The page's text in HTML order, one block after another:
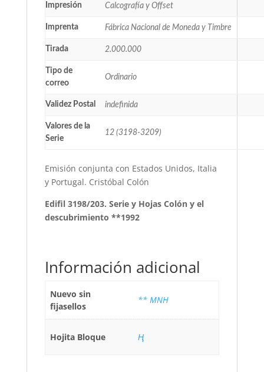
Impresión Calcografía y Offset
Imprenta Fábrica Nacional de Moneda y Timbre
Tirada 2.000.000
Tipo de
correo
Ordinario
Validez Postal indefinida
Valores de la
Serie
12 (3198-3209)
Emisión conjunta con Estados Unidos, Italia
y Portugal. Cristóbal Colón
Edifil 3198/203. Serie y Hojas Colón y el
descubrimiento **1992
Información adicional
Nuevo sin
fijasellos
** MNH
Hojita Bloque Ң